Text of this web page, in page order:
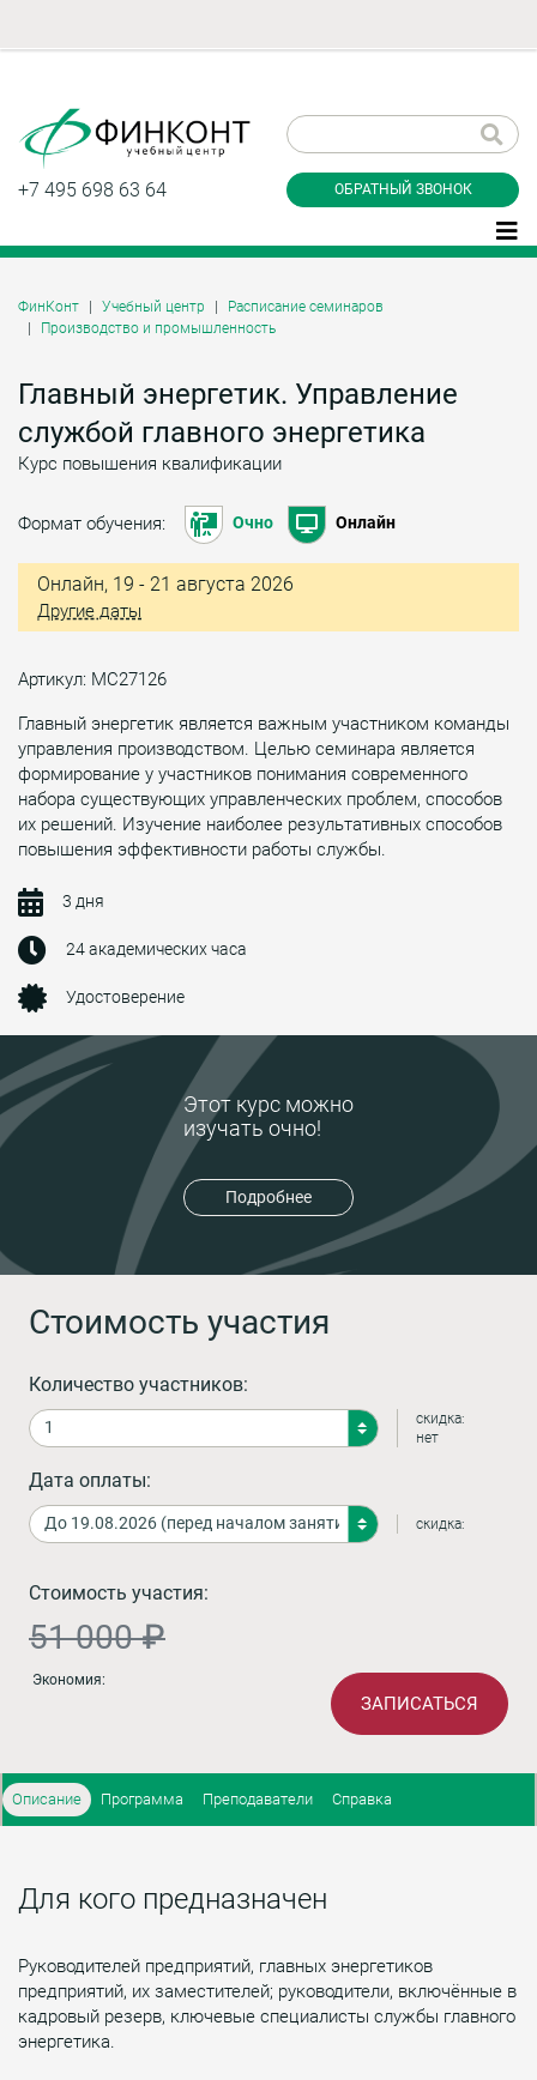
+7 495 698 63 64 ОБРАТНЫЙ ЗВОНОК
Этот курс можно
изучать очно!
Подробнее
ФинКонт Учебный центр
Расписание семинаров
Производство и промышленность
Главный энергетик. Управление
службой главного энергетика
Курс повышения квалификации
Формат обучения: Очно Онлайн
Онлайн, 19 - 21 августа 2026
Другие даты
Артикул: МС27126
Главный энергетик является важным участником команды
управления производством. Целью семинара является
формирование у участников понимания современного
набора существующих управленческих проблем, способов
их решений. Изучение наиболее результативных способов
повышения эффективности работы службы.
3 дня
24 академических часа
Удостоверение
Стоимость участия
Количество участников:
скидка:
нет
Дата оплаты:
скидка:
Стоимость участия:
51 000 ₽
Экономия:
ЗАПИСАТЬСЯ
Описание Программа Преподаватели Справка
Для кого предназначен
Руководителей предприятий, главных энергетиков
предприятий, их заместителей; руководители, включённые в
кадровый резерв, ключевые специалисты службы главного
энергетика.
звонок
Даю согласие на обработку персональных
конфиденциальности